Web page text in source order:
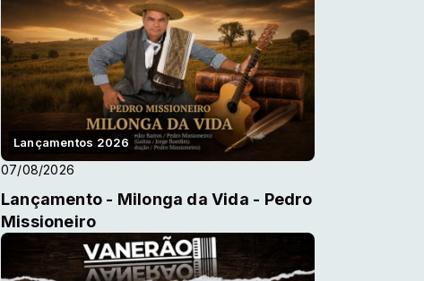
Lançamentos 2026
07/08/2026
Lançamento - Milonga da Vida - Pedro
Missioneiro